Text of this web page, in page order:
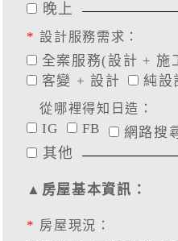
晚上
* 設計服務需求：
全案服務(設計 + 施
客變 + 設計
純設
從哪裡得知日造：
IG FB 網路搜
其他
▲房屋基本資訊：
* 房屋現況：